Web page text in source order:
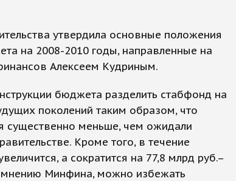
утвердила основные положения
на 2008-2010 годы, направленные на
Алексеем Кудриным.
бюджета разделить стабфонд на
поколений таким образом, что
существенно меньше, чем ожидали
Кроме того, в течение
а сократится на 77,8 млрд руб.–
Минфина, можно избежать